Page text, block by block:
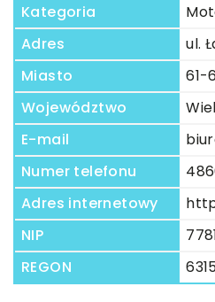
Kategoria
Adres
ul.
Miasto
61-
Województwo
E-mail
Numer telefonu
Adres internetowy
NIP
REGON